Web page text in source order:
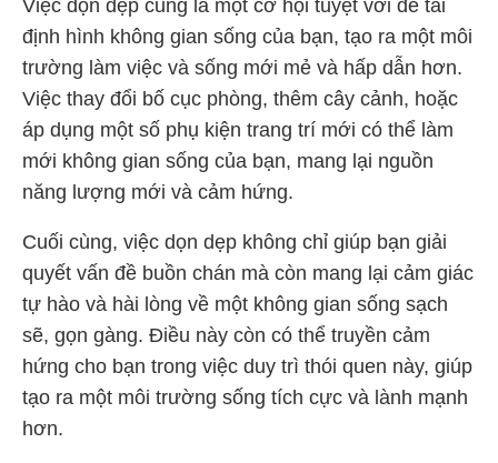
Việc dọn dẹp cũng là một cơ hội tuyệt vời để tái
định hình không gian sống của bạn, tạo ra một môi
trường làm việc và sống mới mẻ và hấp dẫn hơn.
Việc thay đổi bố cục phòng, thêm cây cảnh, hoặc
áp dụng một số phụ kiện trang trí mới có thể làm
mới không gian sống của bạn, mang lại nguồn
năng lượng mới và cảm hứng.
Cuối cùng, việc dọn dẹp không chỉ giúp bạn giải
quyết vấn đề buồn chán mà còn mang lại cảm giác
tự hào và hài lòng về một không gian sống sạch
sẽ, gọn gàng. Điều này còn có thể truyền cảm
hứng cho bạn trong việc duy trì thói quen này, giúp
tạo ra một môi trường sống tích cực và lành mạnh
hơn.